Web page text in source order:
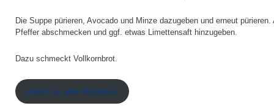
Die Suppe pürieren, Avocado und Minze dazugeben und erneut
Pfeffer abschmecken und ggf. etwas Limettensaft hinzugeben.
Dazu schmeckt Vollkornbrot.
zurück zu allen Rezepten